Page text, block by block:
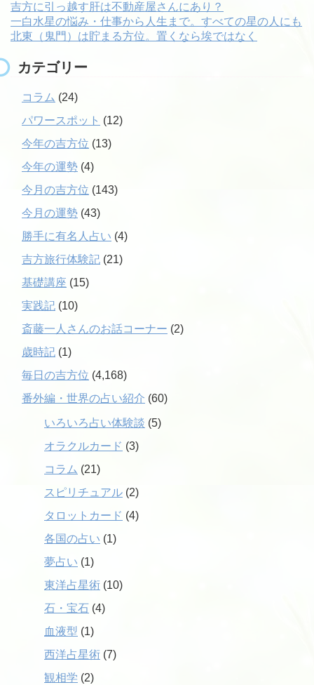
吉方に引っ越す肝は不動産屋さんにあり？
一白水星の悩み・仕事から人生まで。すべての星の人にも
北東（鬼門）は貯まる方位。置くなら埃ではなく
カテゴリー
コラム (24)
パワースポット (12)
今年の吉方位 (13)
今年の運勢 (4)
今月の吉方位 (143)
今月の運勢 (43)
勝手に有名人占い (4)
吉方旅行体験記 (21)
基礎講座 (15)
実践記 (10)
斎藤一人さんのお話コーナー (2)
歳時記 (1)
毎日の吉方位 (4,168)
番外編・世界の占い紹介 (60)
いろいろ占い体験談 (5)
オラクルカード (3)
コラム (21)
スピリチュアル (2)
タロットカード (4)
各国の占い (1)
夢占い (1)
東洋占星術 (10)
石・宝石 (4)
血液型 (1)
西洋占星術 (7)
観相学 (2)